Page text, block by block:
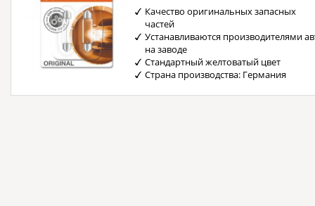
Качество оригинальных запасных
частей
Устанавливаются производителями
на заводе
Стандартный желтоватый цвет
Страна производства: Германия